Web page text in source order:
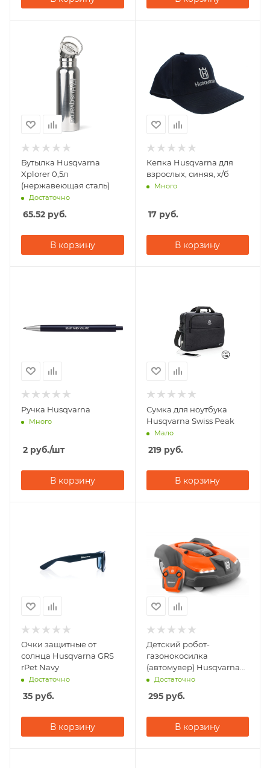
Бутылка Husqvarna
Xplorer 0,5л
(нержавеющая сталь)
Достаточно
65.52 руб.
В корзину
Кепка Husqvarna для
взрослых, синяя, х/б
Много
17руб.
В корзину
Ручка Husqvarna
Много
2 руб./шт
В корзину
Сумка для ноутбука
Husqvarna Swiss Peak
Мало
219руб.
В корзину
Очки защитные от
солнца Husqvarna GRS
rPet Navy
Достаточно
35 руб.
В корзину
Детский робот-
газонокосилка
(автомувер) Husqvarna
(на дистанционном
управлении)
Достаточно
295руб.
В корзину